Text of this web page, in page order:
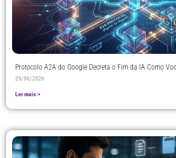
Protocolo A2A do Google Decreta o Fim da IA Como
29/06/2026
Ler mais >